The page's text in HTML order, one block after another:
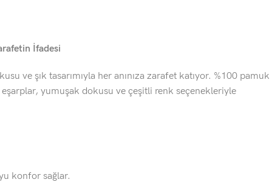
İfadesi
ve şık tasarımıyla her anınıza zarafet katıyor. %100 pamuk
yumuşak dokusu ve çeşitli renk seçenekleriyle
konfor sağlar.